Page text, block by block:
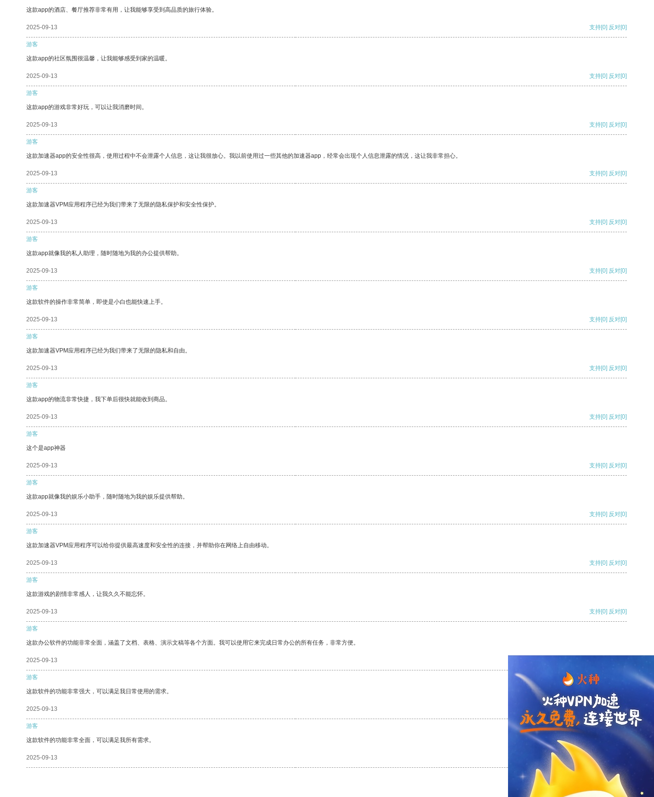
这款app的酒店、餐厅推荐非常有用，让我能够享受到高品质的旅行体验。
2025-09-13 支持[0] 反对[0]
游客
这款app的社区氛围很温馨，让我能够感受到家的温暖。
2025-09-13 支持[0] 反对[0]
游客
这款app的游戏非常好玩，可以让我消磨时间。
2025-09-13 支持[0] 反对[0]
游客
这款加速器app的安全性很高，使用过程中不会泄露个人信息，这让我很放心。我以前使用过一些其他的加速器app，经常会出现个人信息泄露的情况，这让我非常担心。
2025-09-13 支持[0] 反对[0]
游客
这款加速器VPM应用程序已经为我们带来了无限的隐私保护和安全性保护。
2025-09-13 支持[0] 反对[0]
游客
这款app就像我的私人助理，随时随地为我的办公提供帮助。
2025-09-13 支持[0] 反对[0]
游客
这款软件的操作非常简单，即使是小白也能快速上手。
2025-09-13 支持[0] 反对[0]
游客
这款加速器VPM应用程序已经为我们带来了无限的隐私和自由。
2025-09-13 支持[0] 反对[0]
游客
这款app的物流非常快捷，我下单后很快就能收到商品。
2025-09-13 支持[0] 反对[0]
游客
这个是app神器
2025-09-13 支持[0] 反对[0]
游客
这款app就像我的娱乐小助手，随时随地为我的娱乐提供帮助。
2025-09-13 支持[0] 反对[0]
游客
这款加速器VPM应用程序可以给你提供最高速度和安全性的连接，并帮助你在网络上自由移动。
2025-09-13 支持[0] 反对[0]
游客
这款游戏的剧情非常感人，让我久久不能忘怀。
2025-09-13 支持[0] 反对[0]
游客
这款办公软件的功能非常全面，涵盖了文档、表格、演示文稿等各个方面。我可以使用它来完成日常办公的所有任务，非常方便。
2025-09-13
游客
这款软件的功能非常强大，可以满足我日常使用的需求。
2025-09-13 支持 [0] 反对 [0]
游客
这款软件的功能非常全面，可以满足我所有需求。
2025-09-13 支持